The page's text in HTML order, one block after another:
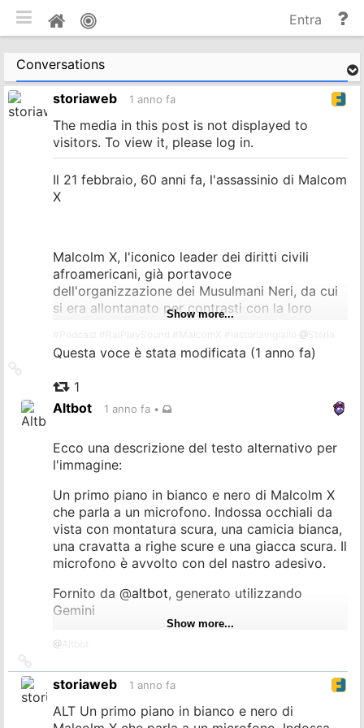
Home
e
Entra
Conversations
storiaweb 1 anno fa
The media in this post is not displayed to
visitors. To view it, please log in.
Il 21 febbraio, 60 anni fa, l'assassinio di Malcom
X
Malcolm X, l'iconico leader dei diritti civili
afroamericani, già portavoce
dell'organizzazione dei Musulmani Neri, da cui
si era allontanato per contrasti con la loro
Sebbene fosse noto per la sua retorica
sue opinioni subirono una evoluzione verso la
fine della sua vita.
Egli aveva infatti sviluppato una posizione più
moderata e integrazionista, indicando una
volontà di "accettare un uomo sulla base delle
sue azioni piuttosto che dei suoi geni".
Durante un viaggio alla Mecca, vide "pellegrini
di tutti i colori provenienti da ogni parte di
questa Terra che mostravano uno spirito di
unità e fratellanza" che cambiò la sua
prospettiva.
La vita e l'eredità di Malcolm X rimangono
complesse e controverse anche 60 anni dopo
Per saperne di più, ascolta l'episodio del
👇
Show more...
@
Questa voce è stata modificata (1 anno fa)
all'originale
1
Altbot
1 anno fa •
Ecco una descrizione del testo alternativo per
l'immagine:
Un primo piano in bianco e nero di Malcolm X
che parla a un microfono. Indossa occhiali da
vista con montatura scura, una camicia bianca,
una cravatta a righe scure e una giacca scura. Il
microfono è avvolto con del nastro adesivo.
Fornito da @altbot, generato utilizzando
Gemini
Show more...
@
all'originale
storiaweb 1 anno fa
ALT Un primo piano in bianco e nero di
commuta tema mobile